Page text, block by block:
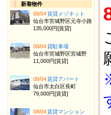
新着物件
08/04賃貸メゾネット
仙台市宮城野区元寺小路
135,000円[賃貸]
08/04貸駐車場
仙台市宮城野区宮城野
11,000円[賃貸]
08/04賃貸アパート
仙台市太白区長町
79,000円[賃貸]
08/04賃貸マンション